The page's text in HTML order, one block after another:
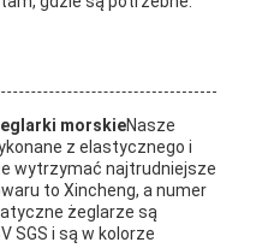
morskieNasze
z elastycznego i
wytrzymać najtrudniejsze
to Xincheng, a numer
żeglarze są
SGS i są w kolorze